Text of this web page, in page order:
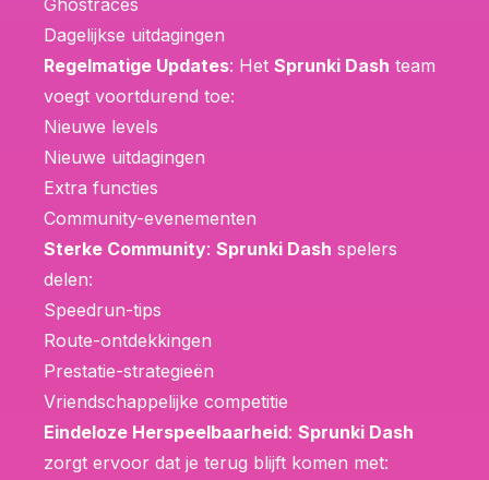
Dagelijkse uitdagingen
Regelmatige Updates: Het Sprunki Dash team
voegt voortdurend toe:
Nieuwe levels
Nieuwe uitdagingen
Extra functies
Community-evenementen
Sterke Community: Sprunki Dash spelers
delen:
Speedrun-tips
Route-ontdekkingen
Prestatie-strategieën
Vriendschappelijke competitie
Eindeloze Herspeelbaarheid: Sprunki Dash
zorgt ervoor dat je terug blijft komen met: